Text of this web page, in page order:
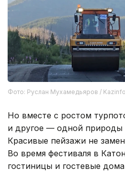
Фото: Руслан Мухамедьяров /
Но вместе с ростом
и другое — одной природы
Красивые пейзажи не
Во время фестиваля в
гостиницы и гостевые